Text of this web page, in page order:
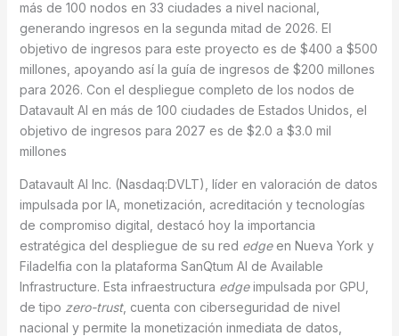
más de 100 nodos en 33 ciudades a nivel nacional,
generando ingresos en la segunda mitad de 2026. El
objetivo de ingresos para este proyecto es de $400 a $500
millones, apoyando así la guía de ingresos de $200 millones
para 2026. Con el despliegue completo de los nodos de
Datavault AI en más de 100 ciudades de Estados Unidos, el
objetivo de ingresos para 2027 es de $2.0 a $3.0 mil
millones
Datavault AI Inc. (Nasdaq:DVLT), líder en valoración de datos
impulsada por IA, monetización, acreditación y tecnologías
de compromiso digital, destacó hoy la importancia
estratégica del despliegue de su red edgeen Nueva York y
Filadelfia con la plataforma SanQtum AI de Available
Infrastructure. Esta infraestructura edgeimpulsada por GPU,
de tipo zero-trust, cuenta con ciberseguridad de nivel
nacional y permite la monetización inmediata de datos,